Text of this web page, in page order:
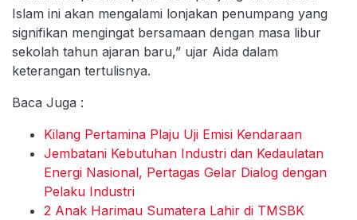
Islam ini akan mengalami lonjakan penumpang yang
signifikan mengingat bersamaan dengan masa libur
sekolah tahun ajaran baru,” ujar Aida dalam
keterangan tertulisnya.
Baca Juga :
Kilang Pertamina Plaju Uji Emisi Kendaraan
Jembatani Kebutuhan Industri dan Kedaulatan
Energi Nasional, Pertagas Gelar Dialog dengan
Pelaku Industri
2 Anak Harimau Sumatera Lahir di TMSBK